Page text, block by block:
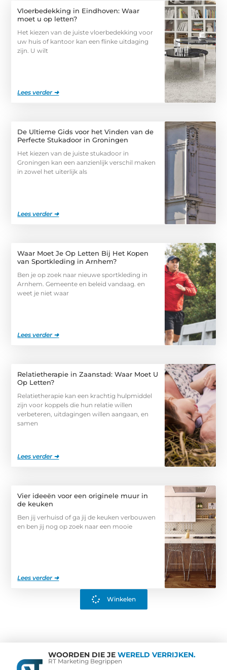
Vloerbedekking in Eindhoven: Waar
moet u op letten?
Het kiezen van de juiste vloerbedekking voor
uw huis of kantoor kan een flinke uitdaging
zijn. U wilt
Lees verder ➜
De Ultieme Gids voor het Vinden van de
Perfecte Stukadoor in Groningen
Het kiezen van de juiste stukadoor in
Groningen kan een aanzienlijk verschil maken
in zowel het uiterlijk als
Lees verder ➜
Waar Moet Je Op Letten Bij Het Kopen
van Sportkleding in Arnhem?
Ben je op zoek naar nieuwe sportkleding in
Arnhem. Gemeente en beleid vandaag. en
weet je niet waar
Lees verder ➜
Relatietherapie in Zaanstad: Waar Moet U
Op Letten?
Relatietherapie kan een krachtig hulpmiddel
zijn voor koppels die hun relatie willen
verbeteren, uitdagingen willen aangaan, en
samen
Lees verder ➜
Vier ideeën voor een originele muur in
de keuken
Ben jij verhuisd of ga jij de keuken verbouwen
en ben jij nog op zoek naar een mooie
Lees verder ➜
Winkelen
WOORDEN DIE JE WERELD VERRIJKEN.
RT Marketing Begrippen